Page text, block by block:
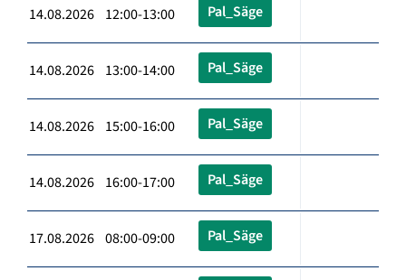
14.08.2026 12:00-13:00 Pal_Säge
14.08.2026 13:00-14:00 Pal_Säge
14.08.2026 15:00-16:00 Pal_Säge
14.08.2026 16:00-17:00 Pal_Säge
17.08.2026 08:00-09:00 Pal_Säge